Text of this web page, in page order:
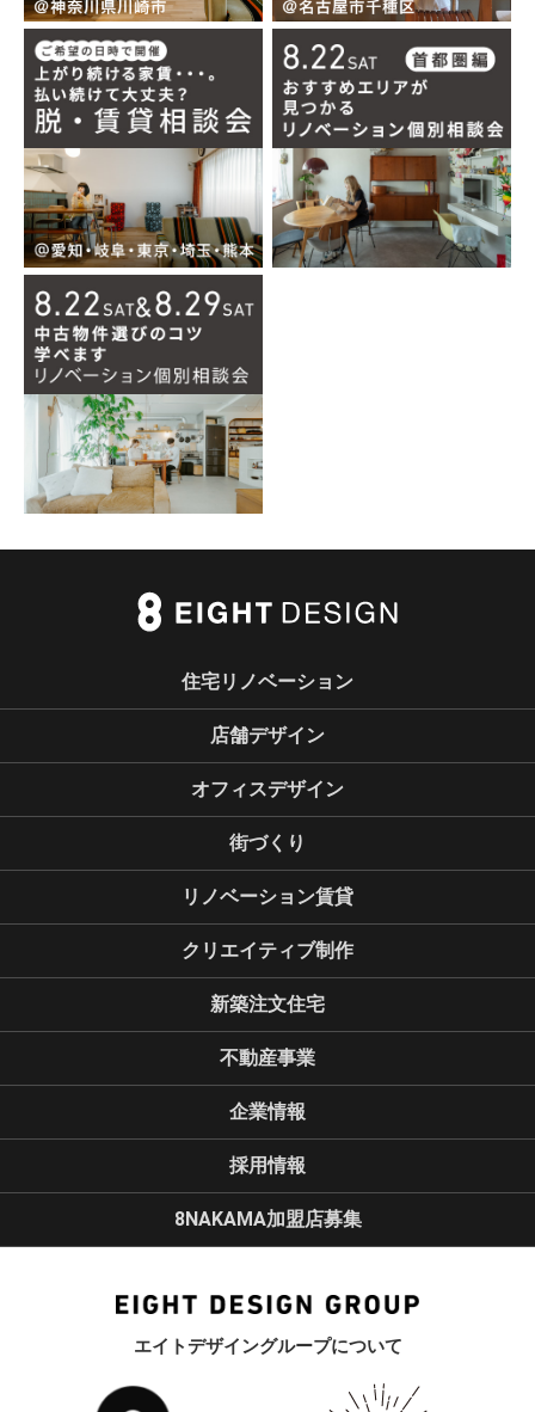
エイトデザイングループについて
住宅リノベーション
店舗デザイン
オフィスデザイン
街づくり
リノベーション賃貸
クリエイティブ制作
新築注文住宅
不動産事業
企業情報
採用情報
8NAKAMA加盟店募集